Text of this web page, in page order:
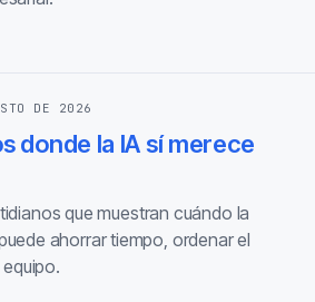
DE 2026
donde la IA sí merece
que muestran cuándo la
ahorrar tiempo, ordenar el